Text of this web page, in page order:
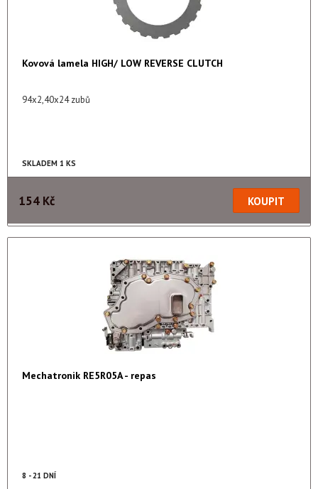
Kovová lamela HIGH/ LOW REVERSE CLUTCH
94x2,40x24 zubů
SKLADEM 1 KS
154 Kč
Mechatronik RE5R05A - repas
8 - 21 DNÍ